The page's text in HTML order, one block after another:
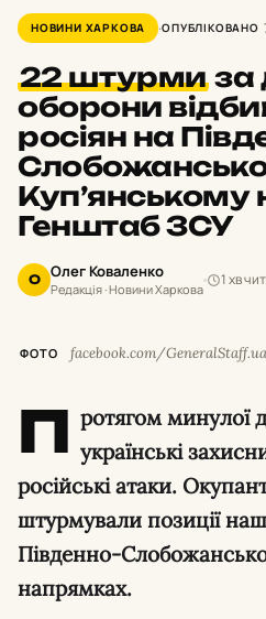
НОВИНИ ХАРКОВА ОПУБЛІКОВАНО
22 штурмиза
оборони
росіян на
Куп’янському
Генштаб ЗСУ
О Олег Коваленко
Редакція · Новини Харкова
1 хв
ФОТО facebook.com/GeneralStaff.ua
П ротягом минулої
українські
російські атаки.
штурмували позиції
Південно-
напрямках.